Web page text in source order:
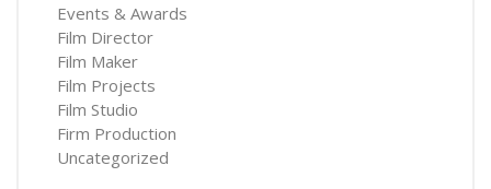
Events & Awards
Film Director
Film Maker
Film Projects
Film Studio
Firm Production
Uncategorized